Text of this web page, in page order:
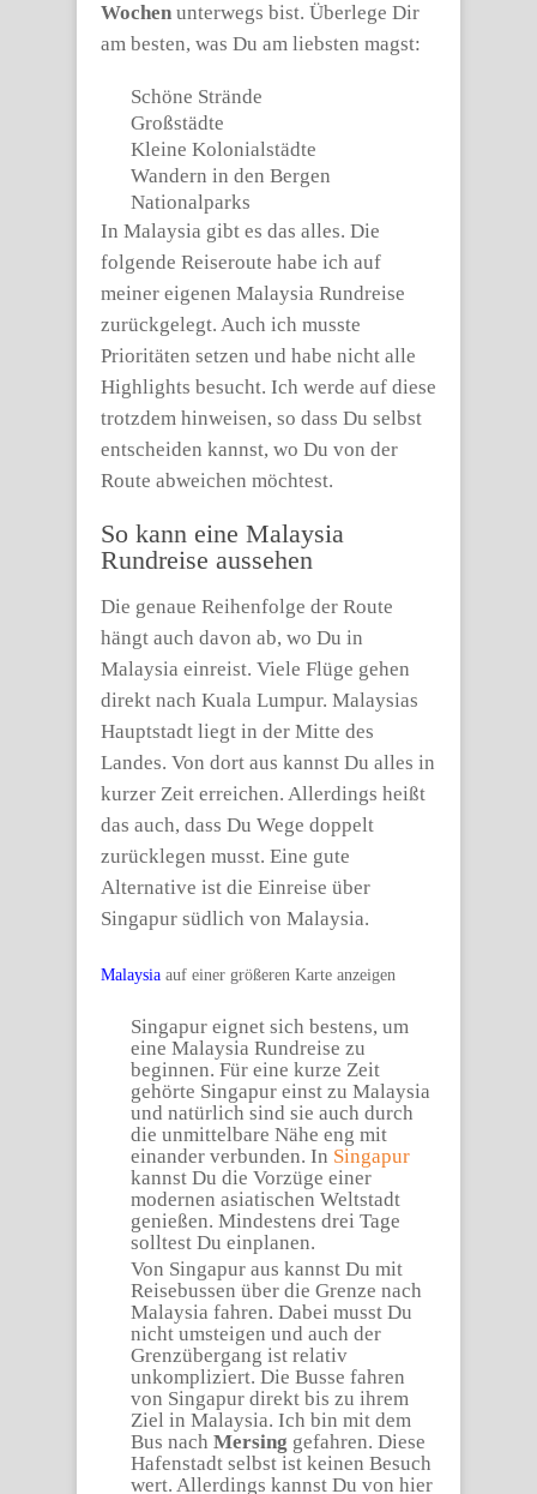
Wochen unterwegs bist. Überlege Dir
am besten, was Du am liebsten magst:
Schöne Strände
Großstädte
Kleine Kolonialstädte
Wandern in den Bergen
Nationalparks
In Malaysia gibt es das alles. Die
folgende Reiseroute habe ich auf
meiner eigenen Malaysia Rundreise
zurückgelegt. Auch ich musste
Prioritäten setzen und habe nicht alle
Highlights besucht. Ich werde auf diese
trotzdem hinweisen, so dass Du selbst
entscheiden kannst, wo Du von der
Route abweichen möchtest.
So kann eine Malaysia
Rundreise aussehen
Die genaue Reihenfolge der Route
hängt auch davon ab, wo Du in
Malaysia einreist. Viele Flüge gehen
direkt nach Kuala Lumpur. Malaysias
Hauptstadt liegt in der Mitte des
Landes. Von dort aus kannst Du alles in
kurzer Zeit erreichen. Allerdings heißt
das auch, dass Du Wege doppelt
zurücklegen musst. Eine gute
Alternative ist die Einreise über
Singapur südlich von Malaysia.
Malaysia auf einer größeren Karte anzeigen
Singapur eignet sich bestens, um
eine Malaysia Rundreise zu
beginnen. Für eine kurze Zeit
gehörte Singapur einst zu Malaysia
und natürlich sind sie auch durch
die unmittelbare Nähe eng mit
einander verbunden. In Singapur
kannst Du die Vorzüge einer
modernen asiatischen Weltstadt
genießen. Mindestens drei Tage
solltest Du einplanen.
Von Singapur aus kannst Du mit
Reisebussen über die Grenze nach
Malaysia fahren. Dabei musst Du
nicht umsteigen und auch der
Grenzübergang ist relativ
unkompliziert. Die Busse fahren
von Singapur direkt bis zu ihrem
Ziel in Malaysia. Ich bin mit dem
Bus nach Mersing gefahren. Diese
Hafenstadt selbst ist keinen Besuch
wert. Allerdings kannst Du von hier